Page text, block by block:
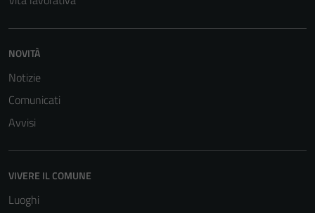
NOVITÀ
Notizie
Comunicati
Avvisi
VIVERE IL COMUNE
Luoghi
del sito e non